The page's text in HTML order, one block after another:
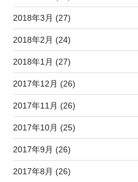
2018年3月 (27)
2018年2月 (24)
2018年1月 (27)
2017年12月 (26)
2017年11月 (26)
2017年10月 (25)
2017年9月 (26)
2017年8月 (26)